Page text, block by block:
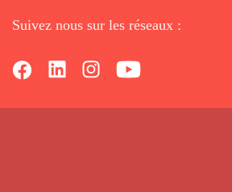
Suivez nous sur les réseaux :